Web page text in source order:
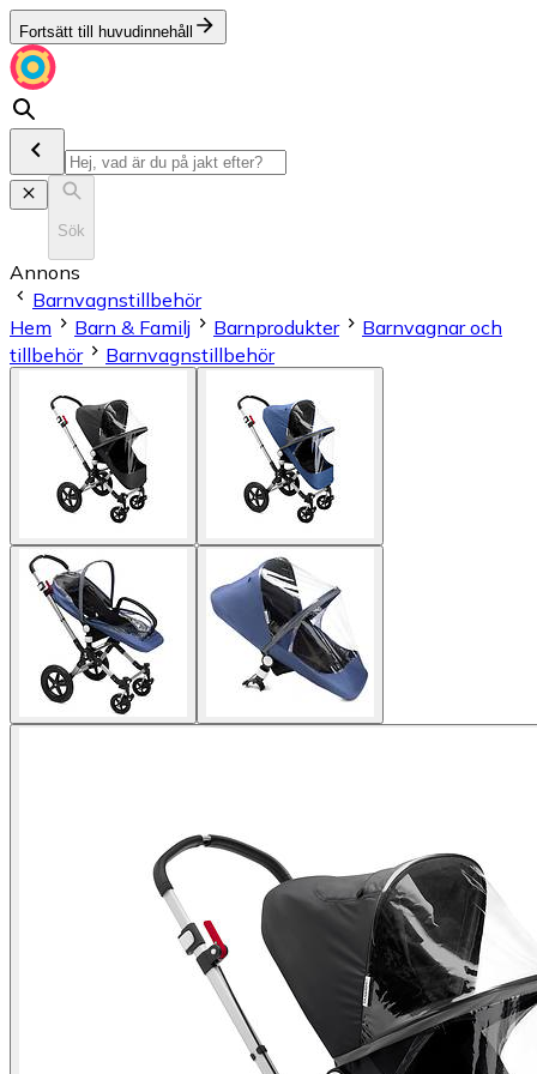
Fortsätt till huvudinnehåll
Sök
Annons
Barnvagnstillbehör
Hem
Barn & Familj Barnprodukter
Barnvagnar och
tillbehör
Barnvagnstillbehör